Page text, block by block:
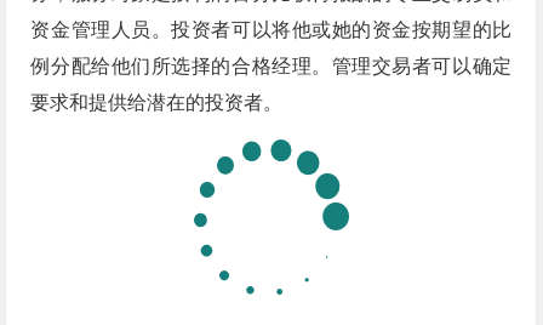
资金管理人员。投资者可以将他或她的资金按期望的比
例分配给他们所选择的合格经理。管理交易者可以确定
要求和提供给潜在的投资者。